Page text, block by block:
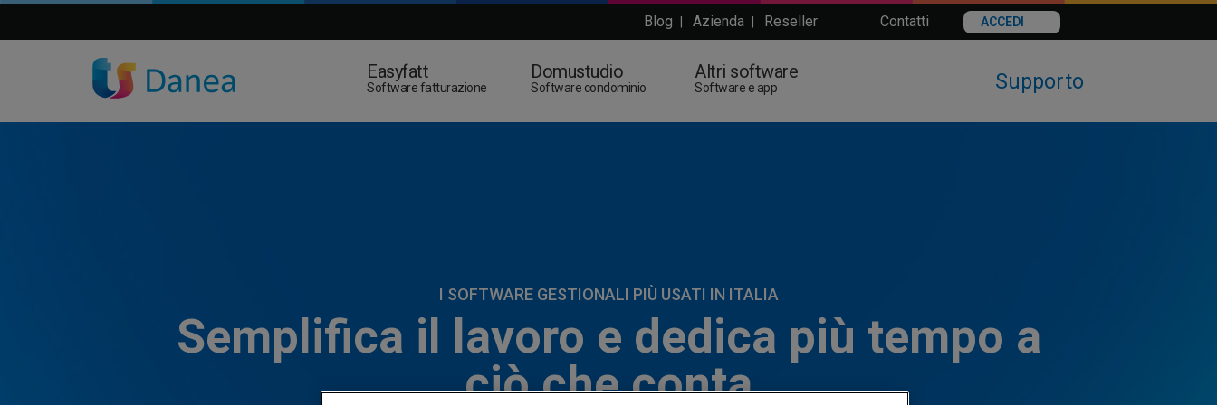
Blog Azienda Reseller Contatti ACCEDI
Easyfatt
Software fatturazione
Domustudio
Software condominio
Altri software
Software e app Supporto
I SOFTWARE GESTIONALI PIÙ USATI IN ITALIA
Semplifica il lavoro e dedica più tempo a
ciò che conta